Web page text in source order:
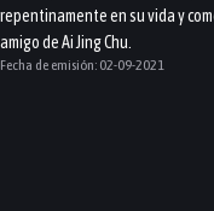
repentinamente en su vida y
amigo de Ai Jing Chu.
Fecha de emisión: 02-09-2021